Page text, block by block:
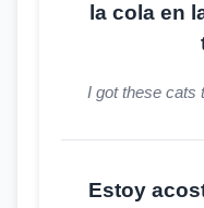
la cola en
I got these cats
Estoy